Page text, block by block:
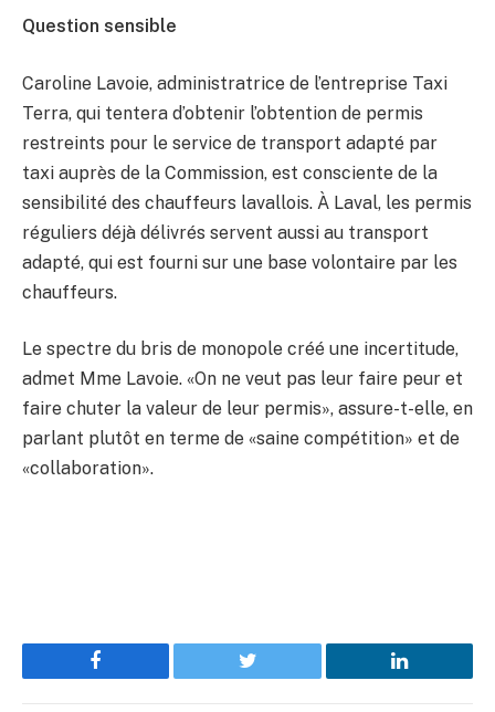
Question sensible
Caroline Lavoie, administratrice de l’entreprise Taxi
Terra, qui tentera d’obtenir l’obtention de permis
restreints pour le service de transport adapté par
taxi auprès de la Commission, est consciente de la
sensibilité des chauffeurs lavallois. À Laval, les permis
réguliers déjà délivrés servent aussi au transport
adapté, qui est fourni sur une base volontaire par les
chauffeurs.
Le spectre du bris de monopole créé une incertitude,
admet Mme Lavoie. «On ne veut pas leur faire peur et
faire chuter la valeur de leur permis», assure-t-elle, en
parlant plutôt en terme de «saine compétition» et de
«collaboration».
Facebook Twitter LinkedIn